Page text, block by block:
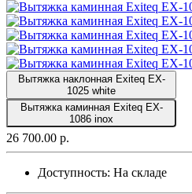
Вытяжка наклонная Exiteq EX-
1025 white
Вытяжка каминная Exiteq EX-
1086 inox
26 700.00 р.
Доступность: На складе